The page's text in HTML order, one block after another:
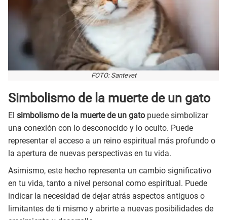
FOTO: Santevet
Simbolismo de la muerte de un gato
El simbolismo de la muerte de un gato puede simbolizar
una conexión con lo desconocido y lo oculto. Puede
representar el acceso a un reino espiritual más profundo o
la apertura de nuevas perspectivas en tu vida.
Asimismo, este hecho representa un cambio significativo
en tu vida, tanto a nivel personal como espiritual. Puede
indicar la necesidad de dejar atrás aspectos antiguos o
limitantes de ti mismo y abrirte a nuevas posibilidades de